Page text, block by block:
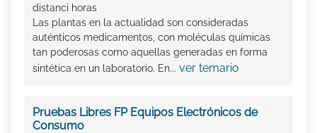
distanci horas
Las plantas en la actualidad son consideradas
auténticos medicamentos, con moléculas químicas
tan poderosas como aquellas generadas en forma
sintética en un laboratorio. En... ver temario
Pruebas Libres FP Equipos Electrónicos de
Consumo